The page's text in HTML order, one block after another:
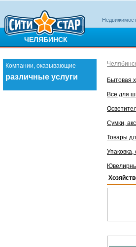
ЧЕЛЯБИНСК
Компании, оказывающие
различные услуги Бытовая
Все для
Сумки,
Товары